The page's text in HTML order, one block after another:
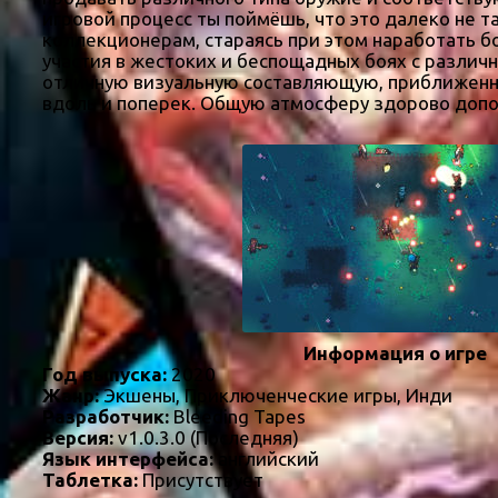
игровой процесс ты поймёшь, что это далеко не
коллекционерам, стараясь при этом наработать
участия в жестоких и беспощадных боях с
отличную визуальную составляющую,
вдоль и поперек. Общую атмосферу здорово
Информация о игре
Год выпуска:2020
Жанр:Экшены, Приключенческие игры, Инди
Разработчик:Bleeding Tapes
Версия: v1.0.3.0 (Последняя)
Язык интерфейса:английский
Таблетка: Присутствует